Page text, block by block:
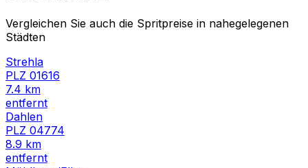
Vergleichen Sie auch die Spritpreise in nahegelegenen
Städten
Strehla
PLZ 01616
7.4 km
entfernt
Dahlen
PLZ 04774
8.9 km
entfernt